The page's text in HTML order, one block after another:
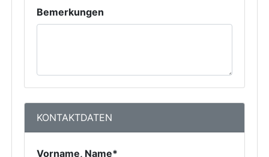
Bemerkungen
KONTAKTDATEN
Vorname, Name*